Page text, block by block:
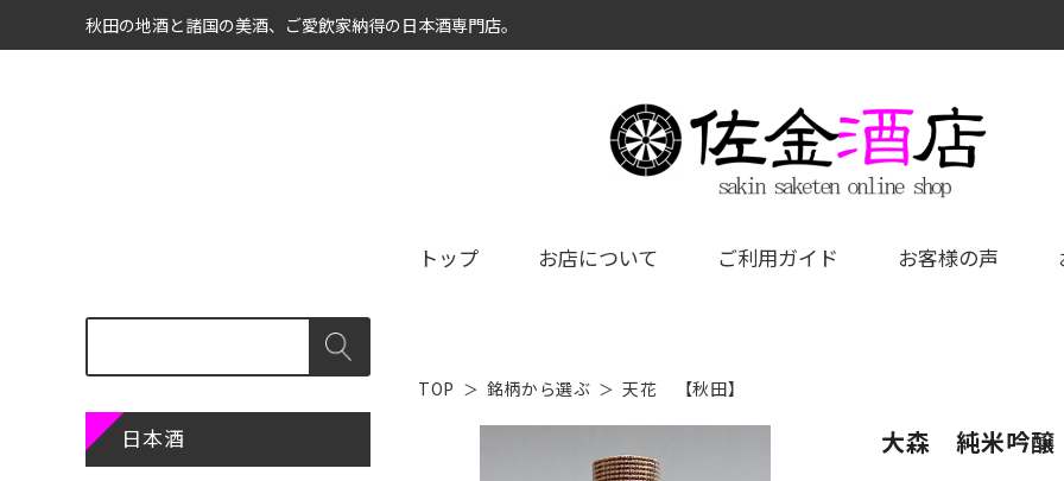
秋田の地酒と諸国の美酒、ご愛飲家納得の日本酒専門店。
トップ お店について ご利用ガイド お客様の声
TOP 銘柄から選ぶ 天花 【秋田】
大森 純米吟
商品カテゴリ